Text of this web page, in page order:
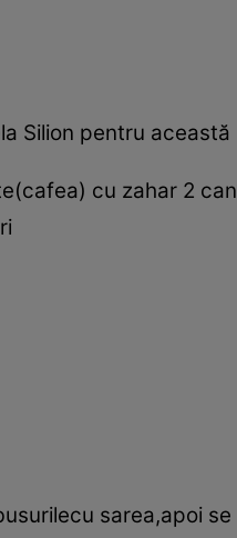
Silion pentru
cu zahar 2
sarea,apoi